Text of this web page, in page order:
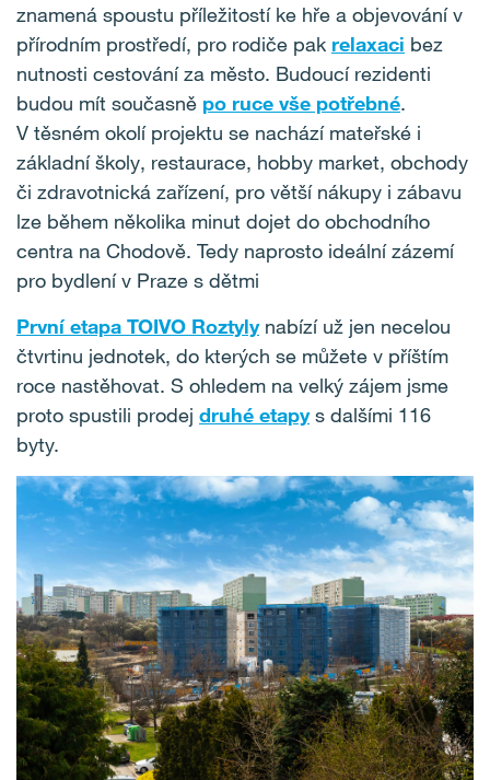
znamená spoustu příležitostí ke hře a objevování v
přírodním prostředí, pro rodiče pak relaxaci bez
nutnosti cestování za město. Budoucí rezidenti
budou mít současně po ruce vše potřebné.
V těsném okolí projektu se nachází mateřské i
základní školy, restaurace, hobby market, obchody
či zdravotnická zařízení, pro větší nákupy i zábavu
lze během několika minut dojet do obchodního
centra na Chodově. Tedy naprosto ideální zázemí
pro bydlení v Praze s dětmi
První etapa TOIVO Roztylynabízí už jen necelou
čtvrtinu jednotek, do kterých se můžete v příštím
roce nastěhovat. S ohledem na velký zájem jsme
proto spustili prodej druhé etapys dalšími 116
byty.